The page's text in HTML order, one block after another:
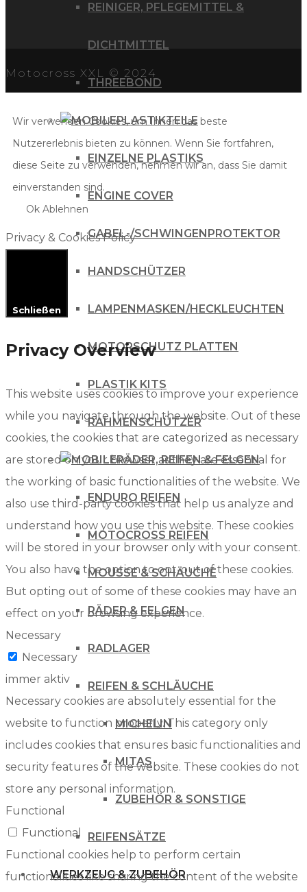
REINIGER, PFLEGEMITTEL &
DICHTMITTEL
THREEBOND
PLASTIKTEILE
EINZELNE PLASTIKS
ENGINE COVER
GABEL-/SCHWINGENPROTEKTOR
HANDSCHÜTZER
LAMPENMASKEN/HECKLEUCHTEN
MOTORSCHUTZ PLATTEN
PLASTIK KITS
RAHMENSCHÜTZER
RÄDER, REIFEN & FELGEN
ENDURO REIFEN
MOTOCROSS REIFEN
MOUSSE & SCHÄUCHE
RÄDER & FELGEN
RADLAGER
REIFEN & SCHLÄUCHE
MICHELIN
MITAS
ZUBEHÖR & SONSTIGE
REIFENSÄTZE
WERKZEUG & ZUBEHÖR
Motocross XXL © 2024
Wir verwenden Cookies, um Ihnen das beste
Nutzererlebnis bieten zu können. Wenn Sie fortfahren,
diese Seite zu verwenden, nehmen wir an, dass Sie damit
einverstanden sind.
Ok Ablehnen
Privacy & Cookies Policy
Schließen
Privacy Overview
This website uses cookies to improve your experience
while you navigate through the website. Out of these
cookies, the cookies that are categorized as necessary
are stored on your browser as they are essential for
the working of basic functionalities of the website. We
also use third-party cookies that help us analyze and
understand how you use this website. These cookies
will be stored in your browser only with your consent.
You also have the option to opt-out of these cookies.
But opting out of some of these cookies may have an
effect on your browsing experience.
Necessary
Necessary
immer aktiv
Necessary cookies are absolutely essential for the
website to function properly. This category only
includes cookies that ensures basic functionalities and
security features of the website. These cookies do not
store any personal information.
Functional
Functional
Functional cookies help to perform certain
functionalities like sharing the content of the website